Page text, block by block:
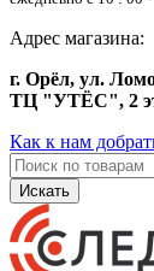
Адрес магазина:
г. Орёл, ул.
ТЦ "УТЁС", 2
Как к нам
Искать